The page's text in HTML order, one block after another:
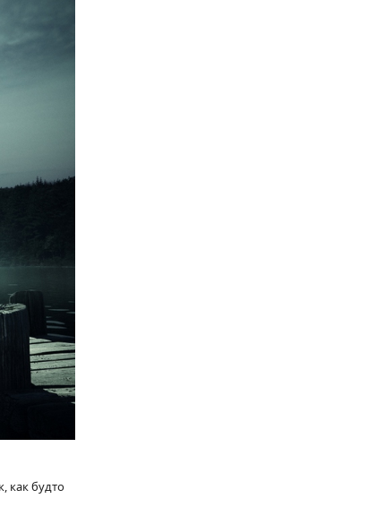
как будто